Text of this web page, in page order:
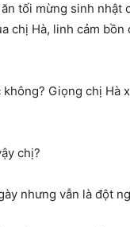
tối mừng sinh
chị Hà, linh cảm
Giọng chị Hà
chị?
nhưng vẫn là đột